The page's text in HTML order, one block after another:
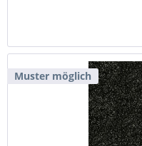
Muster möglich